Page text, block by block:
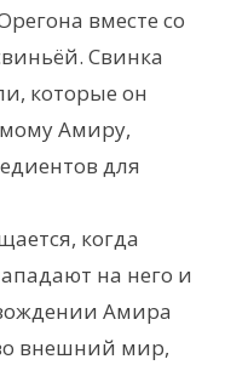
вместе со
Свинка
которые он
Амиру,
для
когда
на него и
Амира
внешний мир,